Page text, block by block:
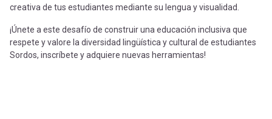
creativa de tus estudiantes mediante su lengua y visualidad.
¡Únete a este desafío de construir una educación inclusiva que
respete y valore la diversidad lingüística y cultural de estudiantes
Sordos, inscríbete y adquiere nuevas herramientas!